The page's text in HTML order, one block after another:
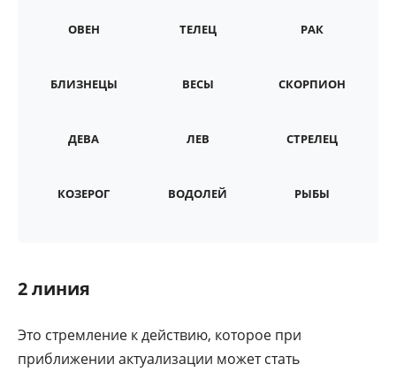
ОВЕН ТЕЛЕЦ РАК
БЛИЗНЕЦЫ ВЕСЫ СКОРПИОН
ДЕВА ЛЕВ СТРЕЛЕЦ
КОЗЕРОГ ВОДОЛЕЙ РЫБЫ
2 линия
Это стремление к действию, которое при
приближении актуализации может стать